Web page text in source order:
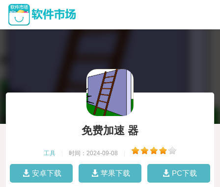
免费加速 器
工具 时间：2024-09-08
安卓下载 苹果下载 PC下载